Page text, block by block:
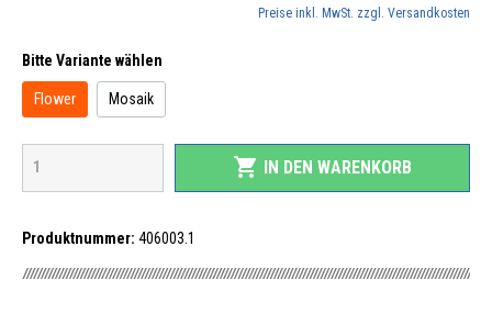
Preise inkl. MwSt. zzgl. Versandkosten
Bitte Variante wählen
Flower Mosaik
shopping_cart IN DEN WARENKORB
Produktnummer: 406003.1